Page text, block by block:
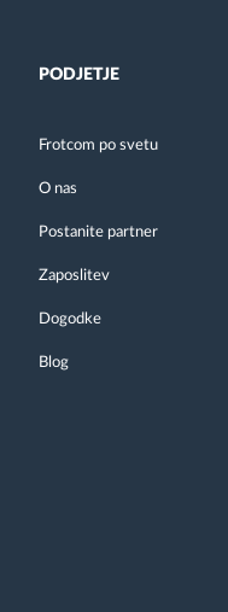
PODJETJE
Frotcom po svetu
O nas
Postanite partner
Zaposlitev
Dogodke
Blog